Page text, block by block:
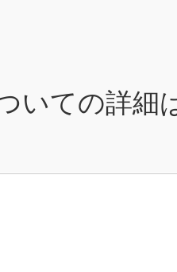
いての詳細